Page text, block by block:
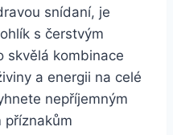
snídaní, je
s čerstvým
skvělá kombinace
a energii na celé
nepříjemným
příznakům